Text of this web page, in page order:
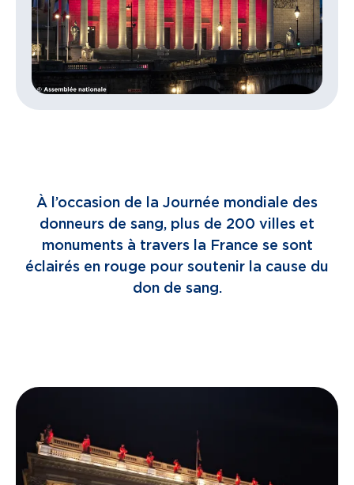
À l’occasion de la Journée mondiale des
donneurs de sang, plus de 200 villes et
monuments à travers la France se sont
éclairés en rouge pour soutenir la cause du
don de sang.